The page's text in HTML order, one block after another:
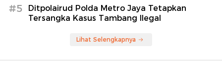
#5
Ditpolairud Polda Metro Jaya Tetapkan
Tersangka Kasus Tambang Ilegal
Lihat Selengkapnya